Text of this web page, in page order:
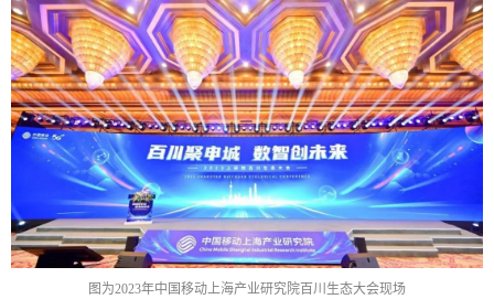
图为2023年中国移动上海产业研究院百川生态大会现场